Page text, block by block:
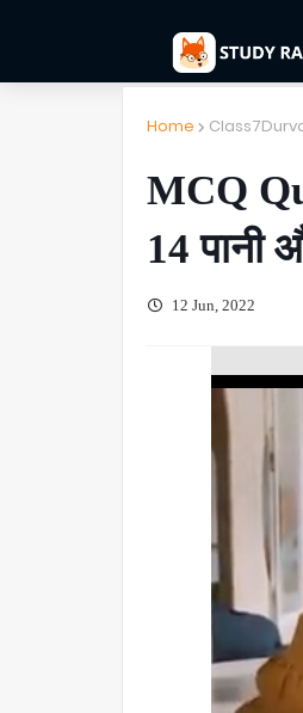
Home
MCQ
14 पानी
12 Jun, 2022